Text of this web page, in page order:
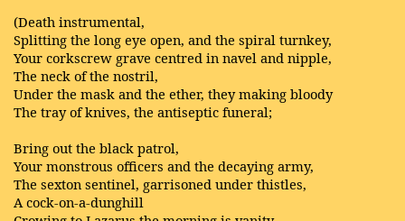
(Death instrumental,
Splitting the long eye open, and the spiral turnkey,
Your corkscrew grave centred in navel and nipple,
The neck of the nostril,
Under the mask and the ether, they making bloody
The tray of knives, the antiseptic funeral;
Bring out the black patrol,
Your monstrous officers and the decaying army,
The sexton sentinel, garrisoned under thistles,
A cock-on-a-dunghill